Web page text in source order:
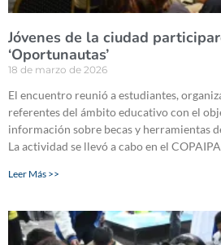
Jóvenes de la ciudad
‘Oportunautas’
18 de marzo de 2026
El encuentro reunió a estudiantes,
referentes del ámbito educativo con el
información sobre becas y herramientas
La actividad se llevó a cabo en el
Leer Más >>